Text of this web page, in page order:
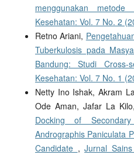
menggunakan metode
Kesehatan: Vol. 7 No. 2
Retno Ariani,
Tuberkulosis pada
Bandung: Studi Cross-
Kesehatan: Vol. 7 No. 1
Netty Ino Ishak, Akram
Ode Aman, Jafar La
Docking of
Andrographis Paniculata
Candidate ,Jurnal